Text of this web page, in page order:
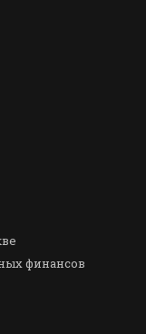
финансов